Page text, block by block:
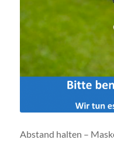
Abstand halten –